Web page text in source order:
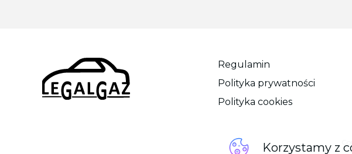
Regulamin
Polityka prywatności
Polityka cookies
Korzystamy z